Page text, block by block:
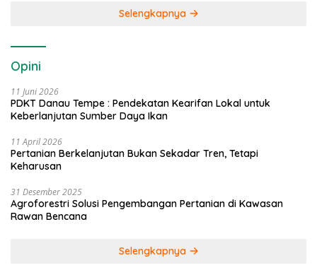
Selengkapnya
Opini
11 Juni 2026
PDKT Danau Tempe : Pendekatan Kearifan Lokal untuk
Keberlanjutan Sumber Daya Ikan
11 April 2026
Pertanian Berkelanjutan Bukan Sekadar Tren, Tetapi
Keharusan
31 Desember 2025
Agroforestri Solusi Pengembangan Pertanian di Kawasan
Rawan Bencana
Selengkapnya